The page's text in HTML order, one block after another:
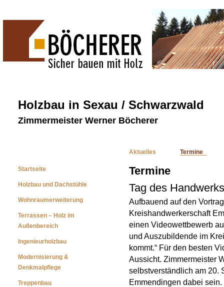
Holzbau in Sexau / Schwarzwald
Zimmermeister Werner Böcherer
Startseite
Holzbau und Dachstühle
Wohnraumerweiterung
Terrassen – Holz im
Außenbereich
Ingenieurholzbau
Modernisierung &
Denkmalpflege
Treppenbau
Aktuelles Termine
Termine
Tag des
Aufbauend auf den
Kreishandwerkerschaft
einen Videowettbewerb
und Auszubildende im
kommt.“ Für den besten
Aussicht. Zimmermeister
selbstverständlich am 20.
Emmendingen dabei sein.